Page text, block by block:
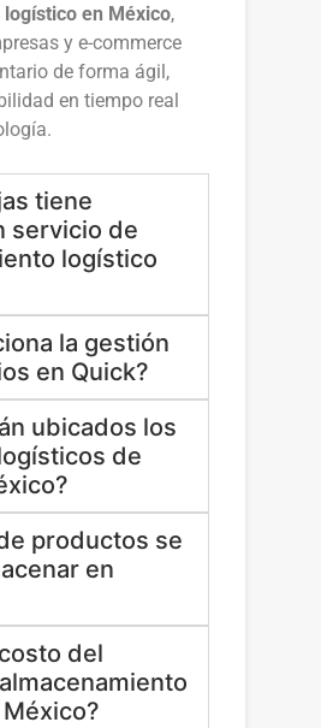
en México,
y e-commerce
de forma ágil,
en tiempo real
tiene
servicio de
logístico
la gestión
en Quick?
ubicados los
de
productos se
en
del